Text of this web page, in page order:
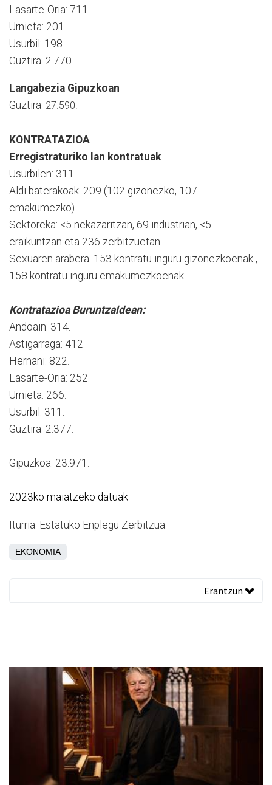
Lasarte-Oria: 711.
Urnieta: 201.
Usurbil: 198.
Guztira: 2.770.
Langabezia Gipuzkoan
Guztira: 27.590.
KONTRATAZIOA
Erregistraturiko lan kontratuak
Usurbilen: 311.
Aldi baterakoak: 209 (102 gizonezko, 107
emakumezko).
Sektoreka: <5 nekazaritzan, 69 industrian, <5
eraikuntzan eta 236 zerbitzuetan.
Sexuaren arabera: 153 kontratu inguru gizonezkoenak ,
158 kontratu inguru emakumezkoenak
Kontratazioa Buruntzaldean:
Andoain: 314.
Astigarraga: 412.
Hernani: 822.
Lasarte-Oria: 252.
Urnieta: 266.
Usurbil: 311.
Guztira: 2.377.
Gipuzkoa: 23.971.
2023ko maiatzeko datuak
Iturria: Estatuko Enplegu Zerbitzua.
EKONOMIA
Erantzun